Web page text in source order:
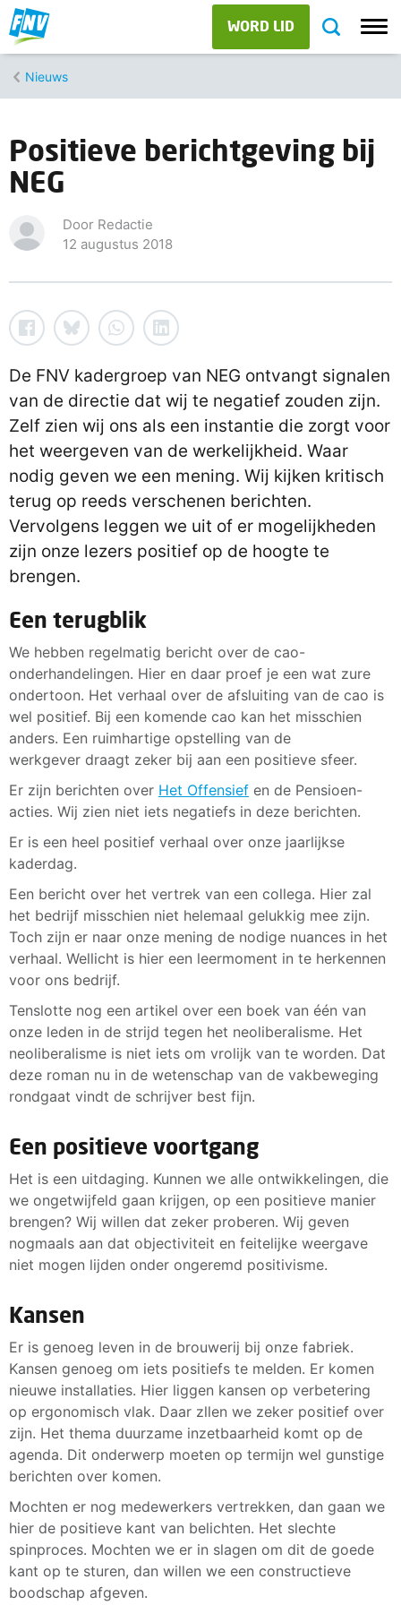
WORD LID
Nieuws
Positieve berichtgeving bij
NEG
Door Redactie
12 augustus 2018
De FNV kadergroep van NEG ontvangt signalen
van de directie dat wij te negatief zouden zijn.
Zelf zien wij ons als een instantie die zorgt voor
het weergeven van de werkelijkheid. Waar
nodig geven we een mening. Wij kijken kritisch
terug op reeds verschenen berichten.
Vervolgens leggen we uit of er mogelijkheden
zijn onze lezers positief op de hoogte te
brengen.
Een terugblik
We hebben regelmatig bericht over de cao-
onderhandelingen. Hier en daar proef je een wat zure
ondertoon. Het verhaal over de afsluiting van de cao is
wel positief. Bij een komende cao kan het misschien
anders. Een ruimhartige opstelling van de
werkgever draagt zeker bij aan een positieve sfeer.
Er zijn berichten over Het Offensief en de Pensioen-
acties. Wij zien niet iets negatiefs in deze berichten.
Er is een heel positief verhaal over onze jaarlijkse
kaderdag.
Een bericht over het vertrek van een collega. Hier zal
het bedrijf misschien niet helemaal gelukkig mee zijn.
Toch zijn er naar onze mening de nodige nuances in het
verhaal. Wellicht is hier een leermoment in te herkennen
voor ons bedrijf.
Tenslotte nog een artikel over een boek van één van
onze leden in de strijd tegen het neoliberalisme. Het
neoliberalisme is niet iets om vrolijk van te worden. Dat
deze roman nu in de wetenschap van de vakbeweging
rondgaat vindt de schrijver best fijn.
Een positieve voortgang
Het is een uitdaging. Kunnen we alle ontwikkelingen, die
we ongetwijfeld gaan krijgen, op een positieve manier
brengen? Wij willen dat zeker proberen. Wij geven
nogmaals aan dat objectiviteit en feitelijke weergave
niet mogen lijden onder ongeremd positivisme.
Kansen
Er is genoeg leven in de brouwerij bij onze fabriek.
Kansen genoeg om iets positiefs te melden. Er komen
nieuwe installaties. Hier liggen kansen op verbetering
op ergonomisch vlak. Daar zllen we zeker positief over
zijn. Het thema duurzame inzetbaarheid komt op de
agenda. Dit onderwerp moeten op termijn wel gunstige
berichten over komen.
Mochten er nog medewerkers vertrekken, dan gaan we
hier de positieve kant van belichten. Het slechte
spinproces. Mochten we er in slagen om dit de goede
kant op te sturen, dan willen we een constructieve
boodschap afgeven.